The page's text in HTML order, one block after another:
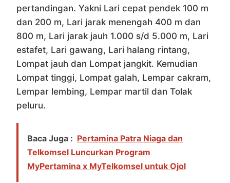
pertandingan. Yakni Lari cepat pendek 100 m
dan 200 m, Lari jarak menengah 400 m dan
800 m, Lari jarak jauh 1.000 s/d 5.000 m, Lari
estafet, Lari gawang, Lari halang rintang,
Lompat jauh dan Lompat jangkit. Kemudian
Lompat tinggi, Lompat galah, Lempar cakram,
Lempar lembing, Lempar martil dan Tolak
peluru.
Baca Juga : Pertamina Patra Niaga dan
Telkomsel Luncurkan Program
MyPertamina x MyTelkomsel untuk Ojol